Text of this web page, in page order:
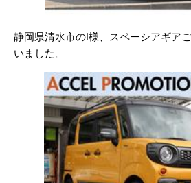
静岡県清水市のI様、スペーシアギア
いました。